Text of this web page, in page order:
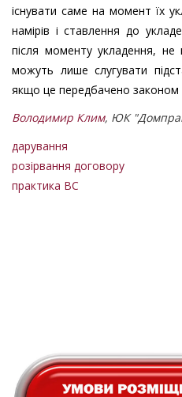
існувати саме на момент їх
намірів і ставлення до
після моменту укладення, не
можуть лише слугувати
якщо це передбачено законом
Володимир Клим, ЮК
дарування
розірвання договору
практика ВС